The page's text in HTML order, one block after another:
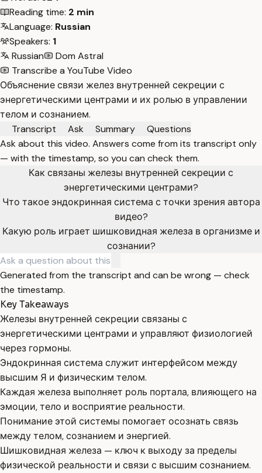
Reading time: 2 min
Language: Russian
Speakers: 1
Russian
Dom Astral
Transcribe a YouTube Video
Объяснение связи желез внутренней секреции с
энергетическими центрами и их ролью в управлении
телом и сознанием.
Transcript
Ask Summary
Questions
Ask about this video. Answers come from its transcript only
— with the timestamp, so you can check them.
Как связаны железы внутренней секреции с
энергетическими центрами?
Что такое эндокринная система с точки зрения автора
видео?
Какую роль играет шишковидная железа в организме и
сознании?
Generated from the transcript and can be wrong — check
the timestamp.
Key Takeaways
Железы внутренней секреции связаны с
энергетическими центрами и управляют физиологией
через гормоны.
Эндокринная система служит интерфейсом между
высшим Я и физическим телом.
Каждая железа выполняет роль портала, влияющего на
эмоции, тело и восприятие реальности.
Понимание этой системы помогает осознать связь
между телом, сознанием и энергией.
Шишковидная железа — ключ к выходу за пределы
физической реальности и связи с высшим сознанием.